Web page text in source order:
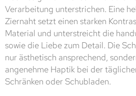
Verarbeitung unterstrichen. Eine
Ziernaht setzt einen starken
Material und unterstreicht die
sowie die Liebe zum Detail. Die
nur ästhetisch ansprechend,
angenehme Haptik bei der
Schränken oder Schubladen.